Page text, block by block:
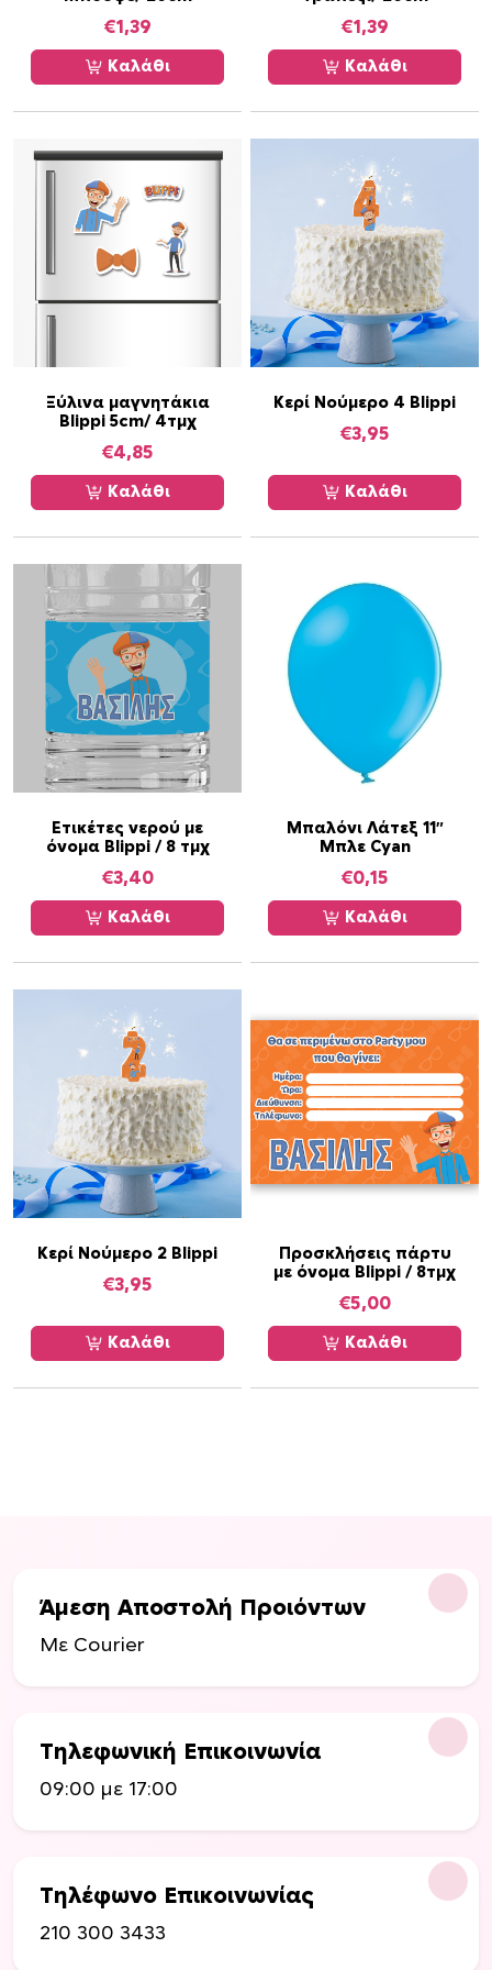
€1,39
Καλάθι
€1,39
Καλάθι
Ξύλινα μαγνητάκια
Blippi 5cm/ 4τμχ
€4,85
Καλάθι
Κερί Νούμερο 4 Blippi
€3,95
Καλάθι
Ετικέτες νερού με
όνομα Blippi / 8 τμχ
€3,40
Καλάθι
Μπαλόνι Λάτεξ 11″
Μπλε Cyan
€0,15
Καλάθι
Κερί Νούμερο 2 Blippi
€3,95
Καλάθι
Προσκλήσεις πάρτυ
με όνομα Blippi / 8τμχ
€5,00
Καλάθι
Άμεση Αποστολή Προιόντων
Με Courier
Τηλεφωνική Επικοινωνία
09:00 με 17:00
Τηλέφωνο Επικοινωνίας
210 300 3433